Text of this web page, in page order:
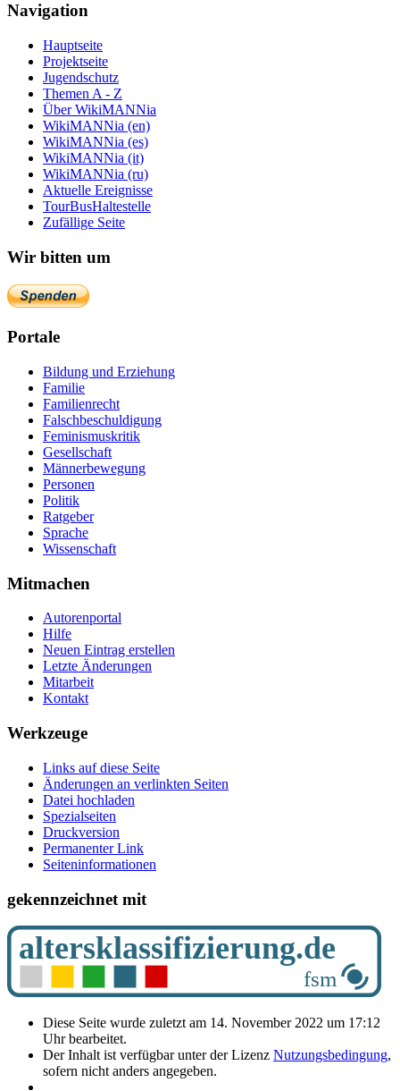
Navigation
Hauptseite
Projektseite
Jugendschutz
Themen A - Z
Über WikiMANNia
WikiMANNia (en)
WikiMANNia (es)
WikiMANNia (it)
WikiMANNia (ru)
Aktuelle Ereignisse
TourBusHaltestelle
Zufällige Seite
Wir bitten um
Portale
Bildung und Erziehung
Familie
Familienrecht
Falschbeschuldigung
Feminismuskritik
Gesellschaft
Männerbewegung
Personen
Politik
Ratgeber
Sprache
Wissenschaft
Mitmachen
Autorenportal
Hilfe
Neuen Eintrag erstellen
Letzte Änderungen
Mitarbeit
Kontakt
Werkzeuge
Links auf diese Seite
Änderungen an verlinkten Seiten
Datei hochladen
Spezialseiten
Druckversion
Permanenter Link
Seiten­­informationen
gekennzeichnet mit
Diese Seite wurde zuletzt am 14. November 2022 um 17:12
Uhr bearbeitet.
Der Inhalt ist verfügbar unter der Lizenz Nutzungsbedingung,
sofern nicht anders angegeben.